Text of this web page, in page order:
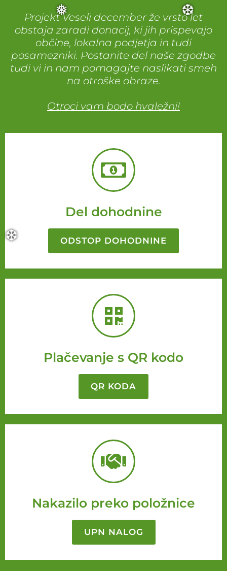
Projekt Veseli december že vrsto let
obstaja zaradi donacij, ki jih prispevajo
občine, lokalna podjetja in tudi
posamezniki. Postanite del naše zgodbe
tudi vi in nam pomagajte naslikati smeh
na otroške obraze.
Otroci vam bodo hvaležni!
Del dohodnine
ODSTOP DOHODNINE
Plačevanje s QR kodo
QR KODA
Nakazilo preko položnice
UPN NALOG